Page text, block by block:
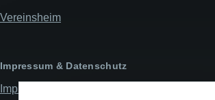
Vereinsheim
Impressum & Datenschutz
Impressum